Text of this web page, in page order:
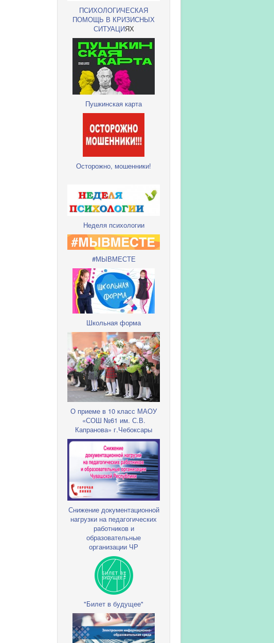
ПСИХОЛОГИЧЕСКАЯ
ПОМОЩЬ В КРИЗИСНЫХ
СИТУАЦИЯХ
Пушкинская карта
Осторожно, мошенники!
Неделя психологии
#МЫВМЕСТЕ
Школьная форма
О приеме в 10 класс МАОУ
«СОШ №61 им. С.В.
Капранова» г.Чебоксары
Снижение документационной
нагрузки на педагогических
работников и
образовательные
организации ЧР
"Билет в будущее"